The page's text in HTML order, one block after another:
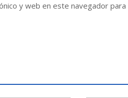
y web en este navegador